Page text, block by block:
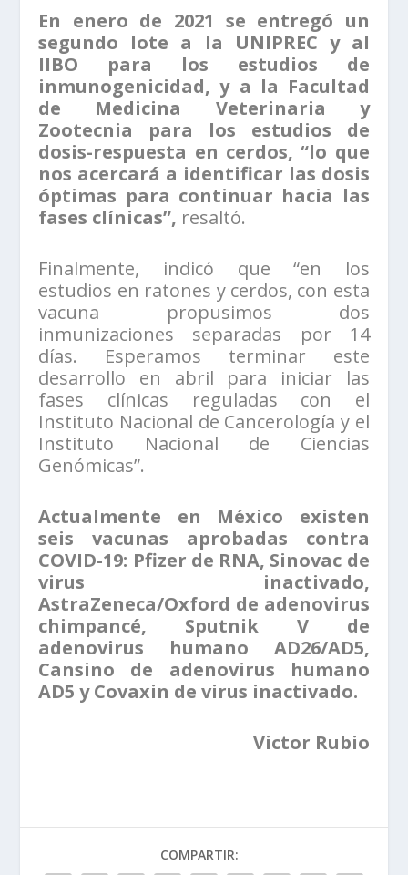
En enero de 2021 se entregó un
segundo lote a la UNIPREC y al
IIBO para los estudios de
inmunogenicidad, y a la Facultad
de Medicina Veterinaria y
Zootecnia para los estudios de
dosis-respuesta en cerdos, “lo que
nos acercará a identificar las dosis
óptimas para continuar hacia las
fases clínicas”, resaltó.
Finalmente, indicó que “en los
estudios en ratones y cerdos, con esta
vacuna propusimos dos
inmunizaciones separadas por 14
días. Esperamos terminar este
desarrollo en abril para iniciar las
fases clínicas reguladas con el
Instituto Nacional de Cancerología y el
Instituto Nacional de Ciencias
Genómicas”.
Actualmente en México existen
seis vacunas aprobadas contra
COVID-19: Pfizer de RNA, Sinovac de
virus inactivado,
AstraZeneca/Oxford de adenovirus
chimpancé, Sputnik V de
adenovirus humano AD26/AD5,
Cansino de adenovirus humano
AD5 y Covaxin de virus inactivado.
Victor Rubio
COMPARTIR: